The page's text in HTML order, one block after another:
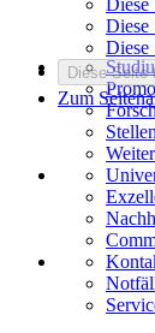
Diese
Diese
Diese Seite
Zum